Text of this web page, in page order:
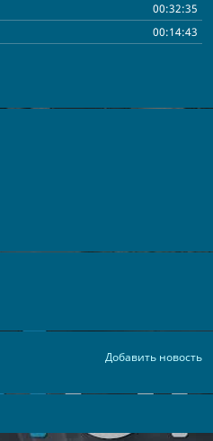
00:32:35
00:14:43
Добавить новость